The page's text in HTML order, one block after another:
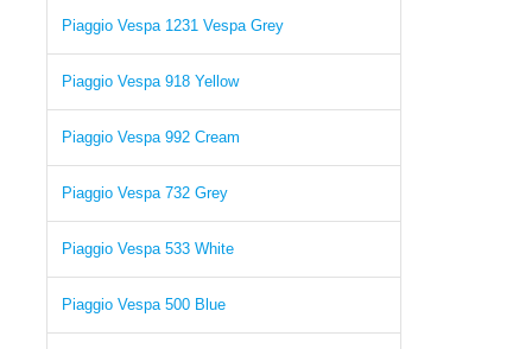
Piaggio Vespa 1231 Vespa Grey
Piaggio Vespa 918 Yellow
Piaggio Vespa 992 Cream
Piaggio Vespa 732 Grey
Piaggio Vespa 533 White
Piaggio Vespa 500 Blue